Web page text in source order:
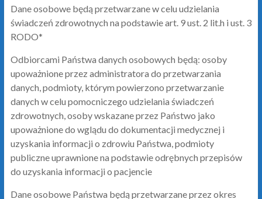
Dane osobowe będą przetwarzane w celu udzielania
świadczeń zdrowotnych na podstawie art. 9 ust. 2 lit.h i ust. 3
RODO*
Odbiorcami Państwa danych osobowych będą: osoby
upoważnione przez administratora do przetwarzania
danych, podmioty, którym powierzono przetwarzanie
danych w celu pomocniczego udzielania świadczeń
zdrowotnych, osoby wskazane przez Państwo jako
upoważnione do wglądu do dokumentacji medycznej i
uzyskania informacji o zdrowiu Państwa, podmioty
publiczne uprawnione na podstawie odrębnych przepisów
do uzyskania informacji o pacjencie
Dane osobowe Państwa będą przetwarzane przez okres